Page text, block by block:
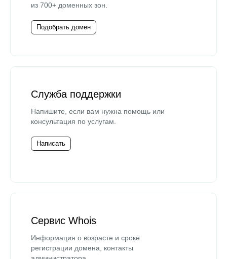
из 700+ доменных зон.
Подобрать домен
Служба поддержки
Напишите, если вам нужна помощь или
консультация по услугам.
Написать
Сервис Whois
Информация о возрасте и сроке
регистрации домена, контакты